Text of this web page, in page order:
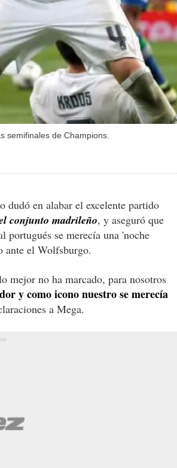
semifinales de Champions.
dudó en alabar el excelente partido
conjunto madrileño, y aseguró que
se merecía una 'noche
ante el Wolfsburgo.
mejor no ha marcado, para nosotros
y como icono nuestro se merecía
a Mega.